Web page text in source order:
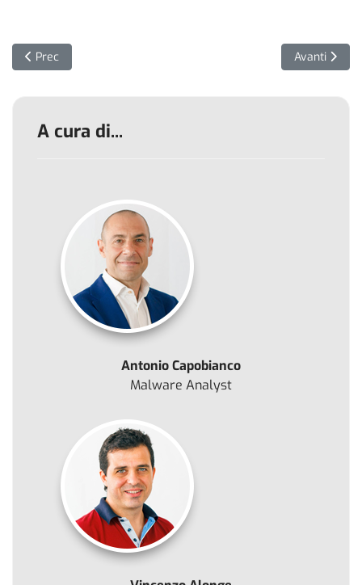
Articolo precedente: IAT Hooking
Prec Articolo
Avanti
A cura di...
Antonio Capobianco
Malware Analyst